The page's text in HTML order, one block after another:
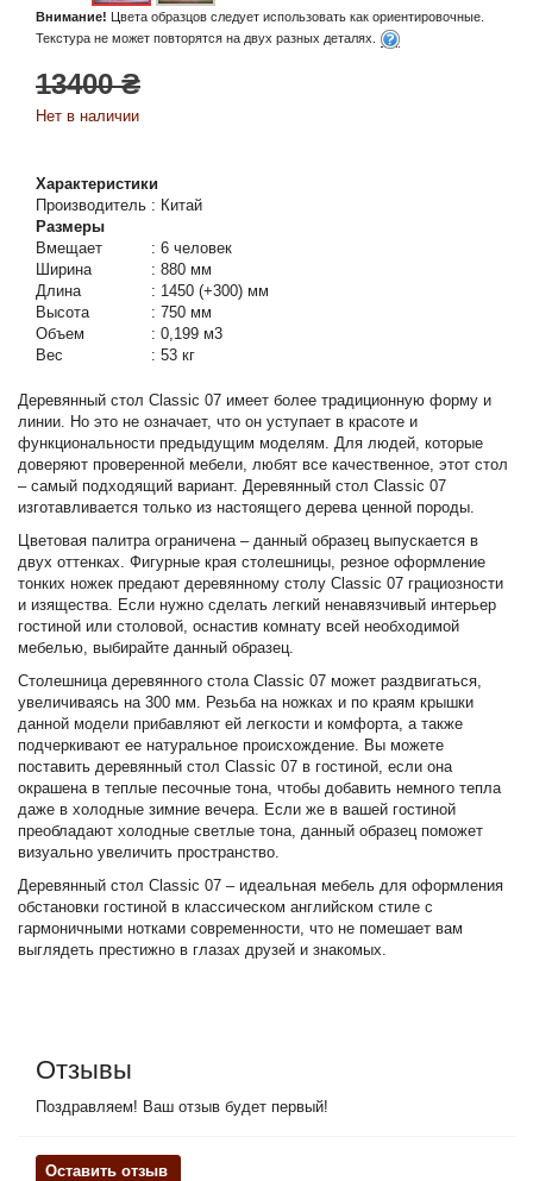
Внимание! Цвета образцов следует использовать как ориентировочные.
Текстура не может повторятся на двух разных деталях.
13400 ₴
Нет в наличии
Характеристики
Производитель : Китай
Размеры
Вмещает
: 6 человек
Ширина
: 880 мм
Длина
: 1450 (+300) мм
Высота
: 750 мм
Объем
: 0,199 м3
Вес
: 53 кг
Деревянный стол Classic 07 имеет более традиционную форму и
линии. Но это не означает, что он уступает в красоте и
функциональности предыдущим моделям. Для людей, которые
доверяют проверенной мебели, любят все качественное, этот стол
– самый подходящий вариант. Деревянный стол Classic 07
изготавливается только из настоящего дерева ценной породы.
Цветовая палитра ограничена – данный образец выпускается в
двух оттенках. Фигурные края столешницы, резное оформление
тонких ножек предают деревянному столу Classic 07 грациозности
и изящества. Если нужно сделать легкий ненавязчивый интерьер
гостиной или столовой, оснастив комнату всей необходимой
мебелью, выбирайте данный образец.
Столешница деревянного стола Classic 07 может раздвигаться,
увеличиваясь на 300 мм. Резьба на ножках и по краям крышки
данной модели прибавляют ей легкости и комфорта, а также
подчеркивают ее натуральное происхождение. Вы можете
поставить деревянный стол Classic 07 в гостиной, если она
окрашена в теплые песочные тона, чтобы добавить немного тепла
даже в холодные зимние вечера. Если же в вашей гостиной
преобладают холодные светлые тона, данный образец поможет
визуально увеличить пространство.
Деревянный стол Classic 07 – идеальная мебель для оформления
обстановки гостиной в классическом английском стиле с
гармоничными нотками современности, что не помешает вам
выглядеть престижно в глазах друзей и знакомых.
Отзывы
Поздравляем! Ваш отзыв будет первый!
Оставить отзыв